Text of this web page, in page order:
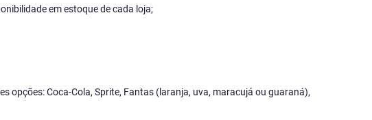
em estoque de cada loja;
opções: Coca-Cola, Sprite, Fantas (laranja, uva, maracujá ou guaraná),